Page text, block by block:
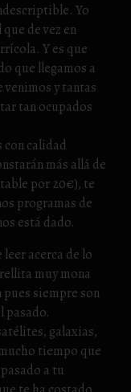
Yo
de vez en
Y es que
que llegamos a
venimos y tantas
tan ocupados
con calidad
más allá de
por 20€), te
programas de
está dado.
acerca de lo
muy mona
pues siempre son
pasado.
galaxias,
tiempo que
a tu